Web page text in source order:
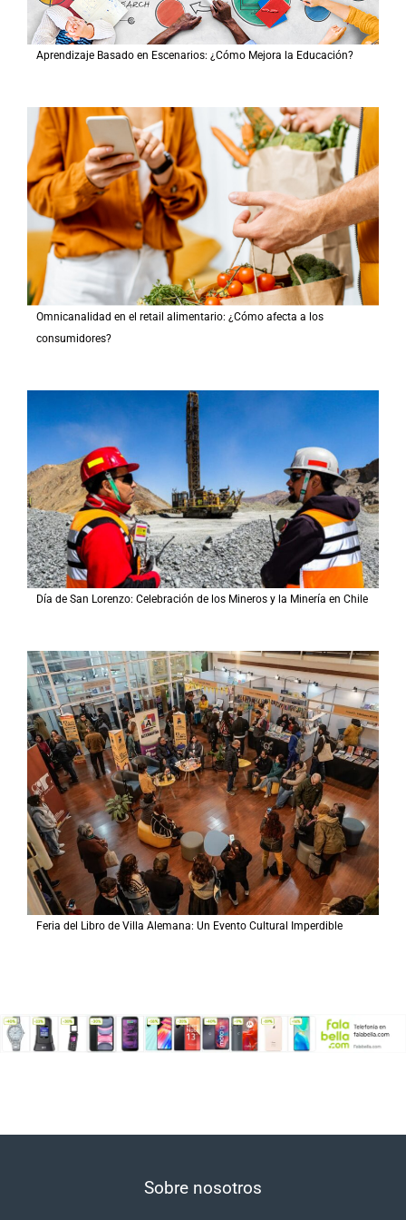
Aprendizaje Basado en Escenarios: ¿Cómo Mejora la Educación?
Omnicanalidad en el retail alimentario: ¿Cómo afecta a los
consumidores?
Día de San Lorenzo: Celebración de los Mineros y la Minería en Chile
Feria del Libro de Villa Alemana: Un Evento Cultural Imperdible
Sobre nosotros